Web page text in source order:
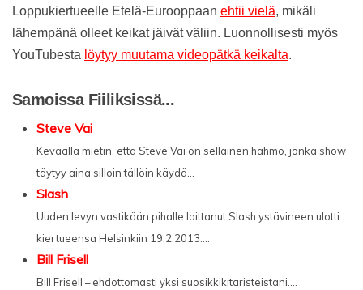
Loppukiertueelle Etelä-Eurooppaan ehtii vielä, mikäli
lähempänä olleet keikat jäivät väliin. Luonnollisesti myös
YouTubesta löytyy muutama videopätkä keikalta.
Samoissa Fiiliksissä...
Steve Vai
Keväällä mietin, että Steve Vai on sellainen hahmo, jonka show
täytyy aina silloin tällöin käydä...
Slash
Uuden levyn vastikään pihalle laittanut Slash ystävineen ulotti
kiertueensa Helsinkiin 19.2.2013....
Bill Frisell
Bill Frisell – ehdottomasti yksi suosikkikitaristeistani....